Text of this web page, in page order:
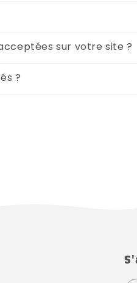
sur votre site ?
?